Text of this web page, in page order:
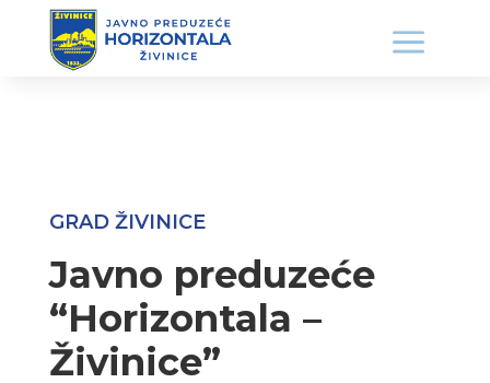
GRAD ŽIVINICE
Javno preduzeće
“Horizontala –
Živinice”